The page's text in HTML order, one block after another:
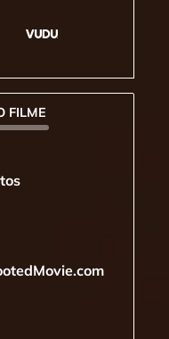
FILME